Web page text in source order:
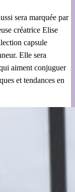
sera marquée par
créatrice Elise
capsule
Elle sera
aiment conjuguer
et tendances en